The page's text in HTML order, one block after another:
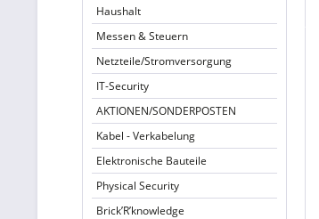
Haushalt
Messen & Steuern
Netzteile/Stromversorgung
IT-Security
AKTIONEN/SONDERPOSTEN
Kabel - Verkabelung
Elektronische Bauteile
Physical Security
Brick’R’knowledge